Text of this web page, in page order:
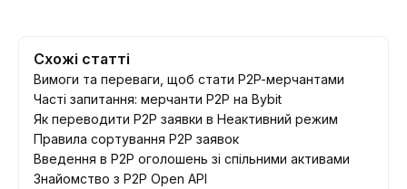
Схожі статті
Вимоги та переваги, щоб стати P2P-мерчантами
Часті запитання: мерчанти P2P на Bybit
Як переводити P2P заявки в Неактивний режим
Правила сортування Р2Р заявок
​​​​​​​Введення в P2P оголошень зі спільними активами
Знайомство з P2P Open API